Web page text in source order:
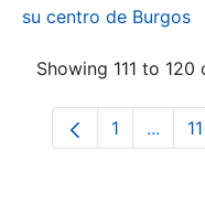
su centro de Burgos
Showing 111 to 120
Page
1 ... 11